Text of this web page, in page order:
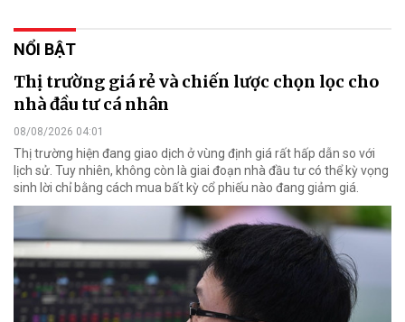
NỔI BẬT
Thị trường giá rẻ và chiến lược chọn lọc cho
nhà đầu tư cá nhân
08/08/2026 04:01
Thị trường hiện đang giao dịch ở vùng định giá rất hấp dẫn so với
lịch sử. Tuy nhiên, không còn là giai đoạn nhà đầu tư có thể kỳ vọng
sinh lời chỉ bằng cách mua bất kỳ cổ phiếu nào đang giảm giá.